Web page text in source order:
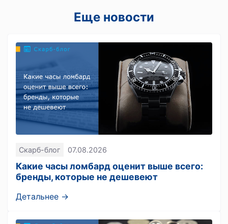
Еще новости
Скарб-блог 07.08.2026
Какие часы ломбард оценит выше всего:
бренды, которые не дешевеют
Детальнее →